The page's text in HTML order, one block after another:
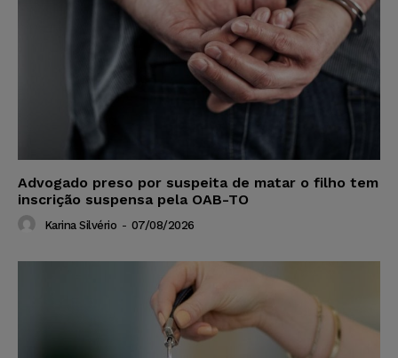
Advogado preso por suspeita de matar o filho tem
inscrição suspensa pela OAB-TO
Karina Silvério - 07/08/2026